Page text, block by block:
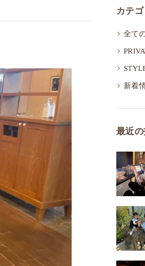
カテ
全て
新着
最近